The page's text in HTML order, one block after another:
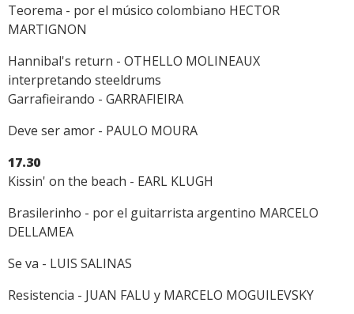
Teorema - por el músico colombiano HECTOR
MARTIGNON
Hannibal's return - OTHELLO MOLINEAUX
interpretando steeldrums
Garrafieirando - GARRAFIEIRA
Deve ser amor - PAULO MOURA
17.30
Kissin' on the beach - EARL KLUGH
Brasilerinho - por el guitarrista argentino MARCELO
DELLAMEA
Se va - LUIS SALINAS
Resistencia - JUAN FALU y MARCELO MOGUILEVSKY